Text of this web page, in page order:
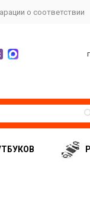
о соответствии